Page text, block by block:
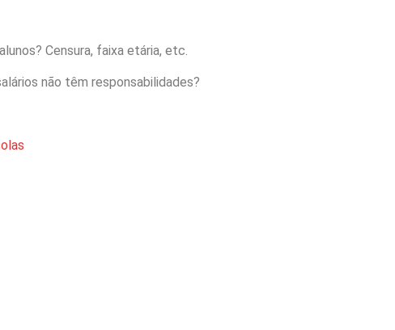
Censura, faixa etária, etc.
não têm responsabilidades?